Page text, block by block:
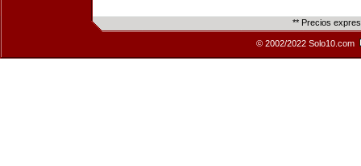
** Precios
© 2002/2022 Solo10.com